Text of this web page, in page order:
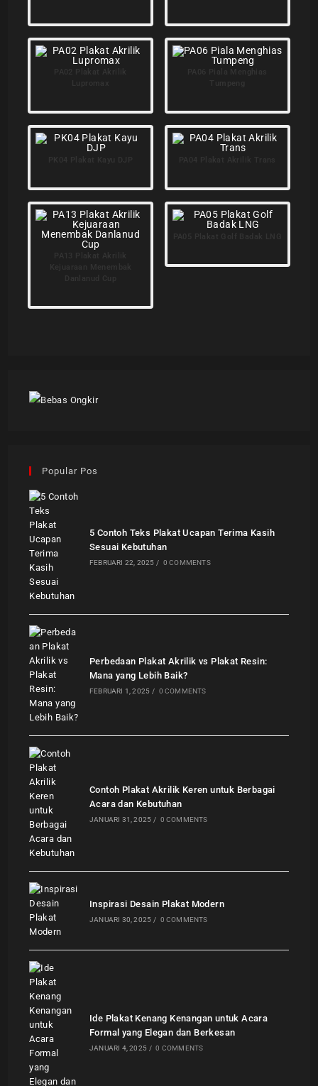
Popular Pos
5 Contoh Teks Plakat Ucapan Terima Kasih
Sesuai Kebutuhan
FEBRUARI 22, 2025 / 0 COMMENTS
Perbedaan Plakat Akrilik vs Plakat Resin:
Mana yang Lebih Baik?
FEBRUARI 1, 2025 / 0 COMMENTS
Contoh Plakat Akrilik Keren untuk Berbagai
Acara dan Kebutuhan
JANUARI 31, 2025 / 0 COMMENTS
Inspirasi Desain Plakat Modern
JANUARI 30, 2025 / 0 COMMENTS
Ide Plakat Kenang Kenangan untuk Acara
Formal yang Elegan dan Berkesan
JANUARI 4, 2025 / 0 COMMENTS